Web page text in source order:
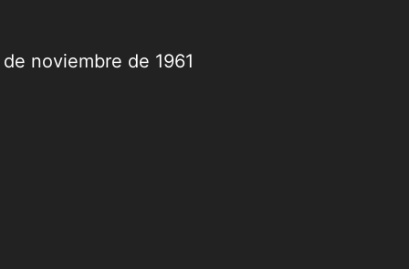
noviembre de 1961